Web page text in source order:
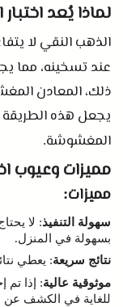
لماذا يُعد اختبار
الذهب النقي لا
عند تسخينه، مما
ذلك، المعادن
يجعل هذه
المغشوشة.
مميزات وعيوب
مميزات:
سهولة التنفيذ: لا
بسهولة في المنزل.
نتائج سريعة: يعطي
موثوقية عالية: إذا
للغاية في الكشف عن